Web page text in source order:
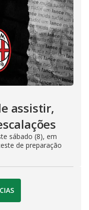
assistir,
sábado (8), em
de preparação